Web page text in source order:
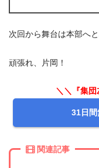
次回から舞台は本部へ
頑張れ、片岡！
＼＼『集
31日間
関連記事